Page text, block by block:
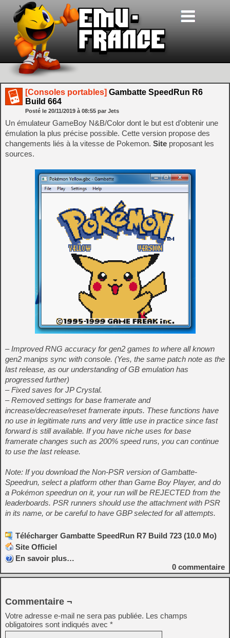
[Consoles portables] Gambatte SpeedRun R6
Build 664
Posté le 20/11/2019 à 08:55 par Jets
Un émulateur GameBoy N&B/Color dont le but est d’obtenir une
émulation la plus précise possible. Cette version propose des
changements liés à la vitesse de Pokemon. Site proposant les
sources.
– Improved RNG accuracy for gen2 games to where all known
gen2 manips sync with console. (Yes, the same patch note as the
last release, as our understanding of GB emulation has
progressed further)
– Fixed saves for JP Crystal.
– Removed settings for base framerate and
increase/decrease/reset framerate inputs. These functions have
no use in legitimate runs and very little use in practice since fast
forward is still available. If you have niche uses for base
framerate changes such as 200% speed runs, you can continue
to use the last release.
Note: If you download the Non-PSR version of Gambatte-
Speedrun, select a platform other than Game Boy Player, and do
a Pokémon speedrun on it, your run will be REJECTED from the
leaderboards. PSR runners should use the attachment with PSR
in its name, or be careful to have GBP selected for all attempts.
Télécharger Gambatte SpeedRun R7 Build 723 (10.0 Mo)
Site Officiel
En savoir plus…
0 commentaire
Commentaire ¬
Votre adresse e-mail ne sera pas publiée. Les champs
obligatoires sont indiqués avec *